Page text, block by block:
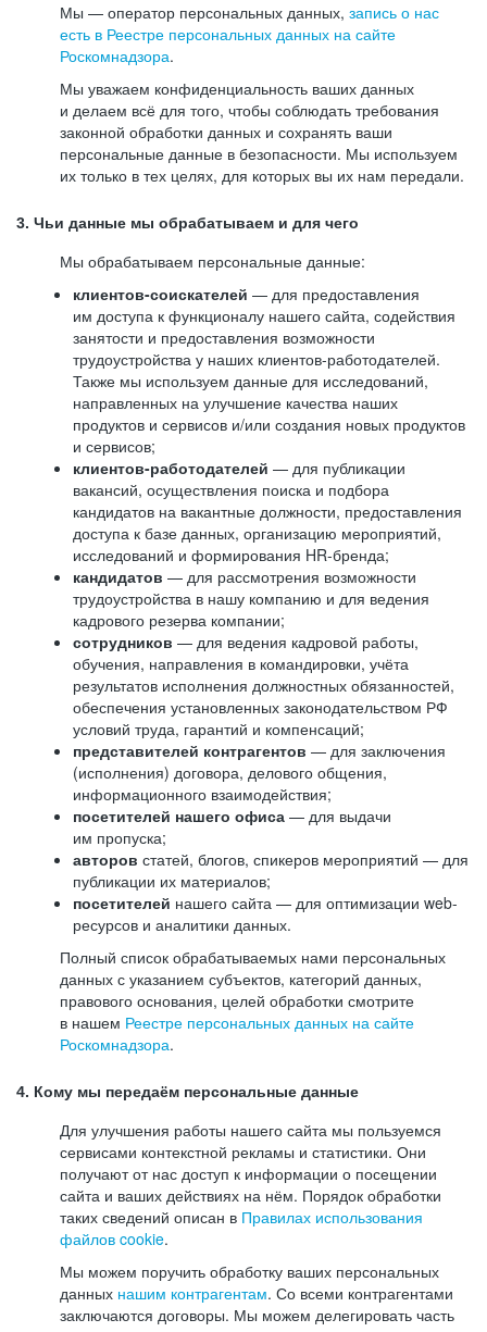
Мы — оператор персональных данных, запись о нас
есть в Реестре персональных данных на сайте
Роскомнадзора.
Мы уважаем конфиденциальность ваших данных
и делаем всё для того, чтобы соблюдать требования
законной обработки данных и сохранять ваши
персональные данные в безопасности. Мы используем
их только в тех целях, для которых вы их нам передали.
3. Чьи данные мы обрабатываем и для чего
Мы обрабатываем персональные данные:
клиентов-соискателей — для предоставления
им доступа к функционалу нашего сайта, содействия
занятости и предоставления возможности
трудоустройства у наших клиентов-работодателей.
Также мы используем данные для исследований,
направленных на улучшение качества наших
продуктов и сервисов и/или создания новых продуктов
и сервисов;
клиентов-работодателей — для публикации
вакансий, осуществления поиска и подбора
кандидатов на вакантные должности, предоставления
доступа к базе данных, организацию мероприятий,
исследований и формирования HR-бренда;
кандидатов — для рассмотрения возможности
трудоустройства в нашу компанию и для ведения
кадрового резерва компании;
сотрудников — для ведения кадровой работы,
обучения, направления в командировки, учёта
результатов исполнения должностных обязанностей,
обеспечения установленных законодательством РФ
условий труда, гарантий и компенсаций;
представителей контрагентов — для заключения
(исполнения) договора, делового общения,
информационного взаимодействия;
посетителей нашего офиса — для выдачи
им пропуска;
авторов статей, блогов, спикеров мероприятий — для
публикации их материалов;
посетителей нашего сайта — для оптимизации web-
ресурсов и аналитики данных.
Полный список обрабатываемых нами персональных
данных с указанием субъектов, категорий данных,
правового основания, целей обработки смотрите
в нашем Реестре персональных данных на сайте
Роскомнадзора.
4. Кому мы передаём персональные данные
Для улучшения работы нашего сайта мы пользуемся
сервисами контекстной рекламы и статистики. Они
получают от нас доступ к информации о посещении
сайта и ваших действиях на нём. Порядок обработки
таких сведений описан в Правилах использования
файлов cookie.
Мы можем поручить обработку ваших персональных
данных нашим контрагентам. Со всеми контрагентами
заключаются договоры. Мы можем делегировать часть